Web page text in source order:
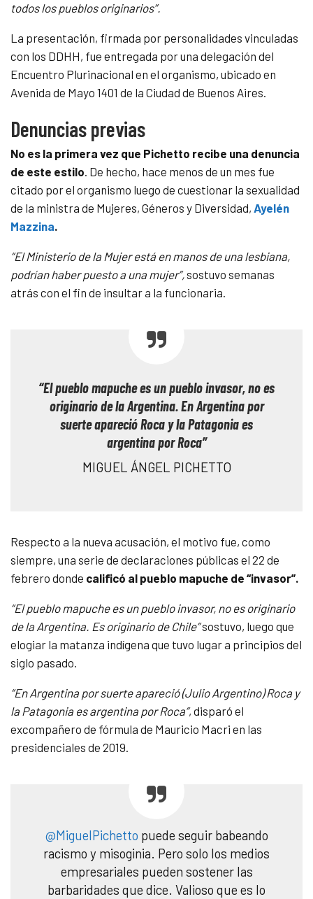
todos los pueblos originarios”.
La presentación, firmada por personalidades vinculadas
con los DDHH, fue entregada por una delegación del
Encuentro Plurinacional en el organismo, ubicado en
Avenida de Mayo 1401 de la Ciudad de Buenos Aires.
Denuncias previas
No es la primera vez que Pichetto recibe una denuncia
de este estilo. De hecho, hace menos de un mes fue
citado por el organismo luego de cuestionar la sexualidad
de la ministra de Mujeres, Géneros y Diversidad, Ayelén
Mazzina.
“El Ministerio de la Mujer está en manos de una lesbiana,
podrían haber puesto a una mujer”,sostuvo semanas
atrás con el fin de insultar a la funcionaria.
“El pueblo mapuche es un pueblo invasor, no es
originario de la Argentina. En Argentina por
suerte apareció Roca y la Patagonia es
argentina por Roca”
MIGUEL ÁNGEL PICHETTO
Respecto a la nueva acusación, el motivo fue, como
siempre, una serie de declaraciones públicas el 22 de
febrero donde calificó al pueblo mapuche de “invasor”.
“El pueblo mapuche es un pueblo invasor, no es originario
de la Argentina. Es originario de Chile”sostuvo, luego que
elogiar la matanza indígena que tuvo lugar a principios del
siglo pasado.
“En Argentina por suerte apareció (Julio Argentino) Roca y
la Patagonia es argentina por Roca”, disparó el
excompañero de fórmula de Mauricio Macri en las
presidenciales de 2019.
@MiguelPichetto puede seguir babeando
racismo y misoginia. Pero solo los medios
empresariales pueden sostener las
barbaridades que dice. Valioso que es lo